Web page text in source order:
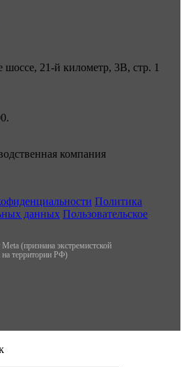
шоссе, 21-й километр, 3В, стр. 1
компания
Политика
данных Пользовательское
(признана экстремистской
на территории РФ)